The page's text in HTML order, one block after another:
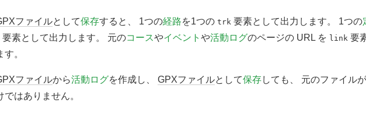
ファイルとして保存すると、 1つの経路を1つの trk 要素として出力します。 1つの
要素として出力します。 元のコースやイベント や活動ログのページの URL を link 要
す。
ファイルから活動ログを作成し、 GPXファイルとして保存しても、 元のファイル
ではありません。